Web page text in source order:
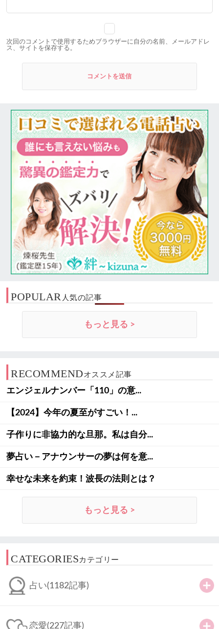
次回のコメントで使用するためブラウザーに自分の名前、メールアドレ
ス、サイトを保存する。
POPULAR 人気の記事
もっと見る >
RECOMMENDオススメ記事
エンジェルナンバー「110」の意...
【2024】今年の夏至がすごい！...
子作りに非協力的な旦那。私は自分...
夢占い－アナウンサーの夢は何を意...
幸せな未来を約束！波長の法則とは？
もっと見る >
CATEGORIESカテゴリー
占い(1182記事)
恋愛(227記事)